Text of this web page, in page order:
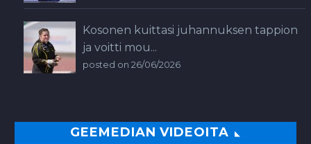
Kosonen kuittasi juhannuksen tappion
ja voitti mou...
posted on 26/06/2026
GEEMEDIAN VIDEOITA